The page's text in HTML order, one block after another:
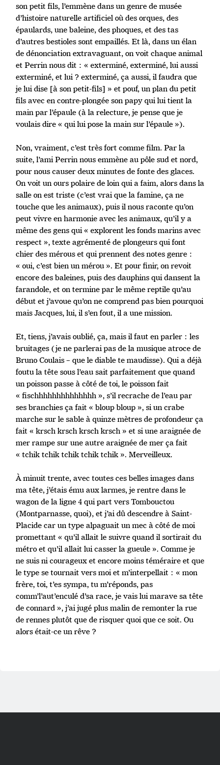
son petit fils, l’emmène dans un genre de musée
d’histoire naturelle artificiel où des orques, des
épaulards, une baleine, des phoques, et des tas
d’autres bestioles sont empaillés. Et là, dans un élan
de dénonciation extravaguant, on voit chaque animal
et Perrin nous dit : « exterminé, exterminé, lui aussi
exterminé, et lui ? exterminé, ça aussi, il faudra que
je lui dise [à son petit-fils] » et pouf, un plan du petit
fils avec en contre-plongée son papy qui lui tient la
main par l’épaule (à la relecture, je pense que je
voulais dire « qui lui pose la main sur l’épaule »).
Non, vraiment, c’est très fort comme film. Par la
suite, l’ami Perrin nous emmène au pôle sud et nord,
pour nous causer deux minutes de fonte des glaces.
On voit un ours polaire de loin qui a faim, alors dans la
salle on est triste (c’est vrai que la famine, ça ne
touche que les animaux), puis il nous raconte qu’on
peut vivre en harmonie avec les animaux, qu’il y a
même des gens qui « explorent les fonds marins avec
respect », texte agrémenté de plongeurs qui font
chier des mérous et qui prennent des notes genre :
« oui, c’est bien un mérou ». Et pour finir, on revoit
encore des baleines, puis des dauphins qui dansent la
farandole, et on termine par le même reptile qu’au
début et j’avoue qu’on ne comprend pas bien pourquoi
mais Jacques, lui, il s’en fout, il a une mission.
Et, tiens, j’avais oublié, ça, mais il faut en parler : les
bruitages (je ne parlerai pas de la musique atroce de
Bruno Coulais – que le diable te maudisse). Qui a déjà
foutu la tête sous l’eau sait parfaitement que quand
un poisson passe à côté de toi, le poisson fait
« fischhhhhhhhhhhhhh », s’il recrache de l’eau par
ses branchies ça fait « bloup bloup », si un crabe
marche sur le sable à quinze mètres de profondeur ça
fait « krsch krsch krsch krsch » et si une araignée de
mer rampe sur une autre araignée de mer ça fait
« tchik tchik tchik tchik tchik ». Merveilleux.
À minuit trente, avec toutes ces belles images dans
ma tête, j’étais ému aux larmes, je rentre dans le
wagon de la ligne 4 qui part vers Tombouctou
(Montparnasse, quoi), et j’ai dû descendre à Saint-
Placide car un type alpaguait un mec à côté de moi
promettant « qu’il allait le suivre quand il sortirait du
métro et qu’il allait lui casser la gueule ». Comme je
ne suis ni courageux et encore moins téméraire et que
le type se tournait vers moi et m’interpellait : « mon
frère, toi, t’es sympa, tu m’réponds, pas
comm’l’aut’enculé d’sa race, je vais lui marave sa tête
de connard », j’ai jugé plus malin de remonter la rue
de rennes plutôt que de risquer quoi que ce soit. Ou
alors était-ce un rêve ?